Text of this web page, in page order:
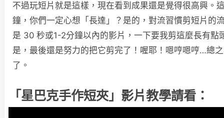
不過玩短片就是這樣，現在看到成果還是覺得很高興。
鐘，你們一定心想「長達」？是的，對流習慣剪短片的
是 30 秒或1-2分鐘以內的影片，一下要我剪這麼長有點
是，最後還是努力的把它剪完了！喔耶！嗯哼嗯哼…總
了。
「星巴克手作短夾」影片教學請看：